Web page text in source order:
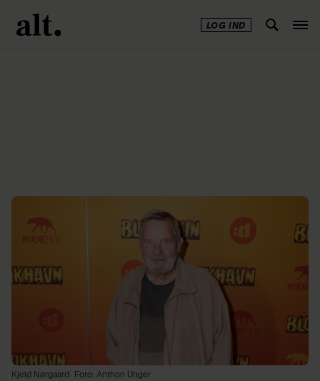
LOG IND
Kjeld Nørgaard Foto: Anthon Unger